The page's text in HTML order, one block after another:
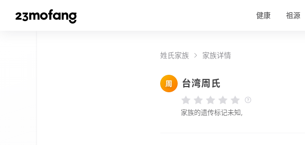
健康 祖源
姓氏家族 家族详情
周 台湾周氏
家族的遗传标记未知,